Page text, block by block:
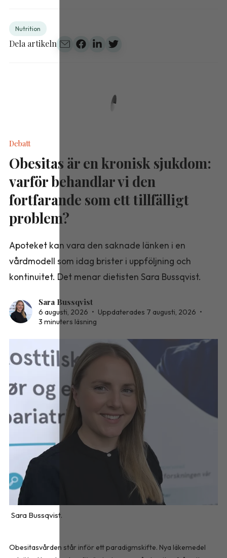
Nutrition
Dela artikeln
Debatt
Obesitas är en kronisk sjukdom:
varför behandlar vi den
fortfarande som ett tillfälligt
problem?
Apoteket kan vara den saknade länken i en
vårdmodell som idag brister i uppföljning och
kontinuitet. Det menar dietisten Sara Bussqvist.
Sara Bussqvist
6 augusti, 2026 • Uppdaterades 7 augusti, 2026 •
3 minuters läsning
Sara Bussqvist.
Obesitasvården står inför ett paradigmskifte. Nya läkemedel